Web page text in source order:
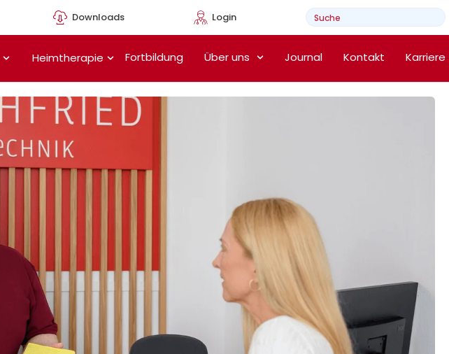
Downloads Login
Öffne Medizintechnik
Heimtherapie Öffne Heimtherapie
Fortbildung Über uns Journal Kontakt Karriere